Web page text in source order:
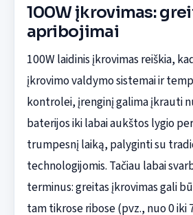
100W įkrovimas:
apribojimai
100W laidinis įkrovimas reiškia,
įkrovimo valdymo sistemai ir
kontrolei, įrenginį galima įkrauti
baterijos iki labai aukštos lygio
trumpesnį laiką, palyginti su
technologijomis. Tačiau labai
terminus: greitas įkrovimas gali
tam tikrose ribose (pvz., nuo 0 iki